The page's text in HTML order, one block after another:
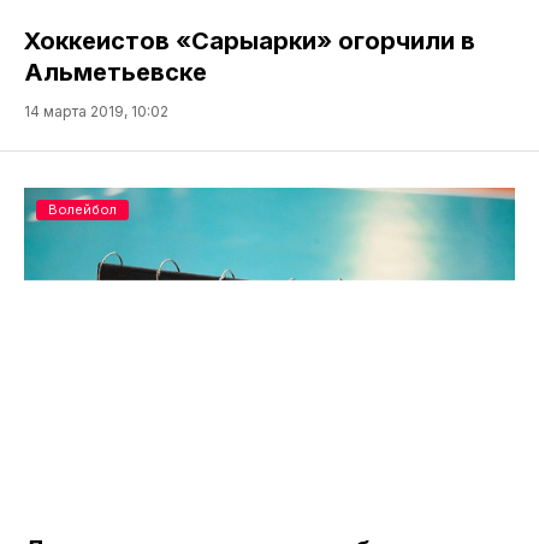
Хоккеистов «Сарыарки» огорчили в
Альметьевске
14 марта 2019, 10:02
Волейбол